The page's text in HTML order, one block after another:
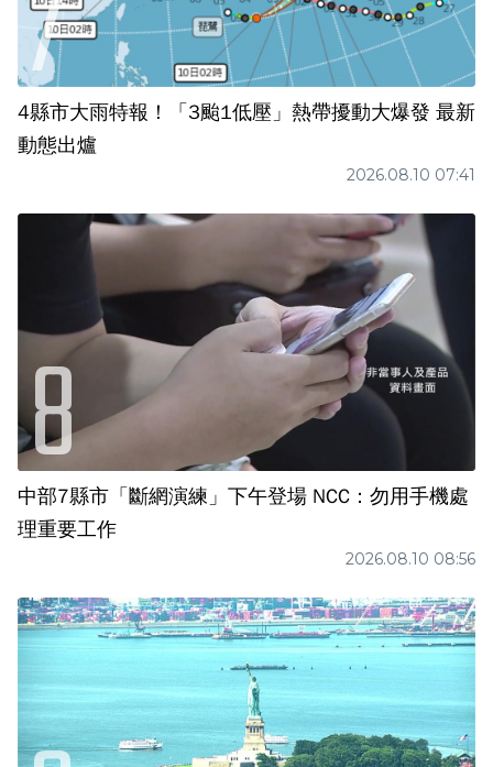
4縣市大雨特報！「3颱1低壓」熱帶擾動大爆發 最新
動態出爐
2026.08.10 07:41
中部7縣市「斷網演練」下午登場 NCC：勿用手機處
理重要工作
2026.08.10 08:56